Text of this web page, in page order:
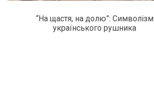
“На щастя, на долю”: Символізм
українського рушника